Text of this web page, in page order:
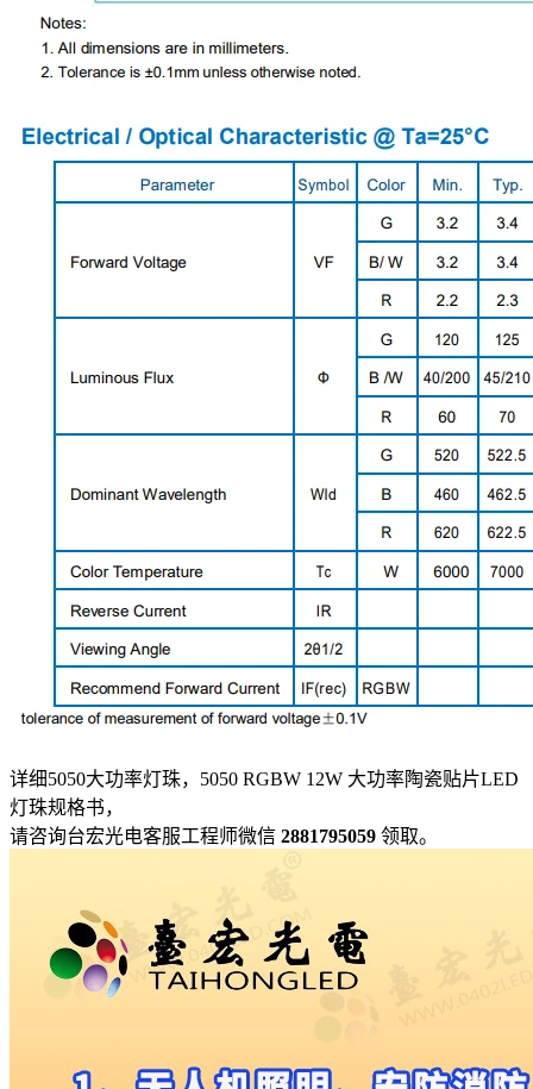
详细5050大功率灯珠，5050 RGBW 12W 大功率陶瓷贴片LED
灯珠规格书，
请咨询台宏光电客服工程师微信 2881795059 领取。